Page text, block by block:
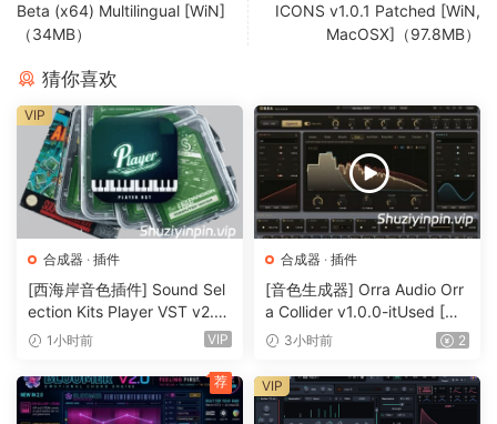
Made by musicians, for musicians.
CONTROLS. Five Ways To Shape Your Sound
STRETCH: Controls the length of the sample, extending it
up to 100× while preserving
fidelity.
PITCH:Adjusts the sample’s pitch within a range of ±12
semitones.
SIZE:Smears the transient, producing a more atmospheric
sound.
ARTIFACTS: Introduces granular sounds, with grain length
directly linked to the Size parameter.
BLUR:Applies a spectral filter that enhances fundamental
frequencies.
Beta (x64) Multilingual [WiN]
（34MB）
ICONS v1.0.1 Patched [WiN,
MacOSX]（97.8MB）
猜你喜欢
合成器 · 插件
[西海岸音色插件] Sound Sel
ection Kits Player VST v2.0.
0 bundle-V.R [WiN]（3.26G
1小时前 VIP
VIP
合成器 · 插件
[音色生成器] Orra Audio Orr
a Collider v1.0.0-itUsed [Wi
N]（5.12MB）
3小时前 2
荐 VIP